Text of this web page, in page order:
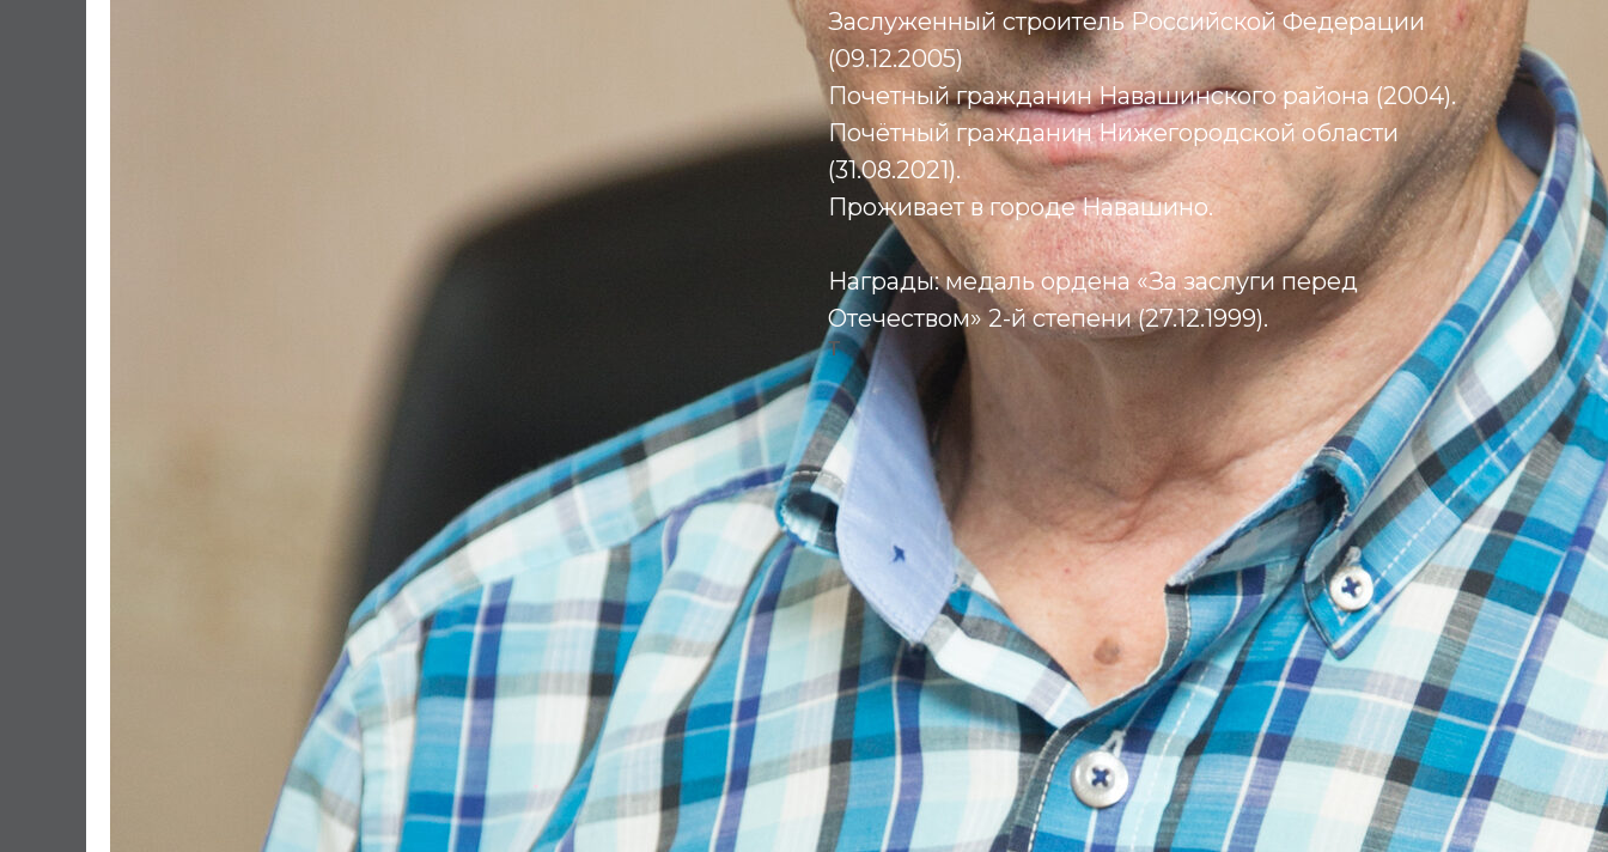
Заслуженный строитель Российской Федерации
(09.12.2005)
Почетный гражданин Навашинского района (2004).
Почётный гражданин Нижегородской области
(31.08.2021).
Проживает в городе Навашино.
Награды:медаль ордена «За заслуги перед
Отечеством» 2-й степени (27.12.1999).
Т